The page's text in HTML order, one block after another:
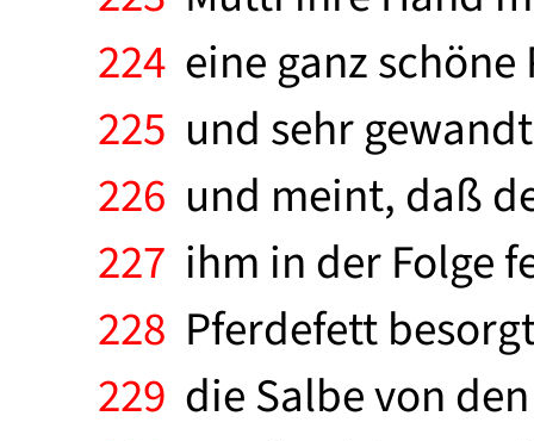
224 eine ganz
225 und sehr
226 und meint, daß
227 ihm in der Folge
228 Pferdefett
229 die Salbe von